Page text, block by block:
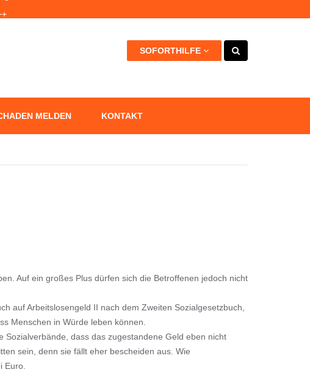
kann +++
SOFORTHILFE
MELDEN KONTAKT
Auf ein großes Plus dürfen sich die Betroffenen jedoch nicht
auf Arbeitslosengeld II nach dem Zweiten Sozialgesetzbuch,
Menschen in Würde leben können.
dass das zugestandene Geld eben nicht
sein, denn sie fällt eher bescheiden aus. Wie
Euro.